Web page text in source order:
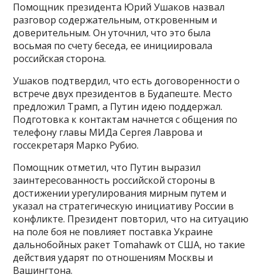
Помощник президента Юрий Ушаков назвал
разговор содержательным, откровенным и
доверительным. Он уточнил, что это была
восьмая по счету беседа, ее инициировала
российская сторона.
Ушаков подтвердил, что есть договоренности о
встрече двух президентов в Будапеште. Место
предложил Трамп, а Путин идею поддержал.
Подготовка к контактам начнется с общения по
телефону главы МИДа Сергея Лаврова и
госсекретаря Марко Рубио.
Помощник отметил, что Путин выразил
заинтересованность российской стороны в
достижении урегулирования мирным путем и
указал на стратегическую инициативу России в
конфликте. Президент повторил, что на ситуацию
на поле боя не повлияет поставка Украине
дальнобойных ракет Tomahawk от США, но такие
действия ударят по отношениям Москвы и
Вашингтона.